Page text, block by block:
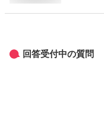
回答受付中の質問